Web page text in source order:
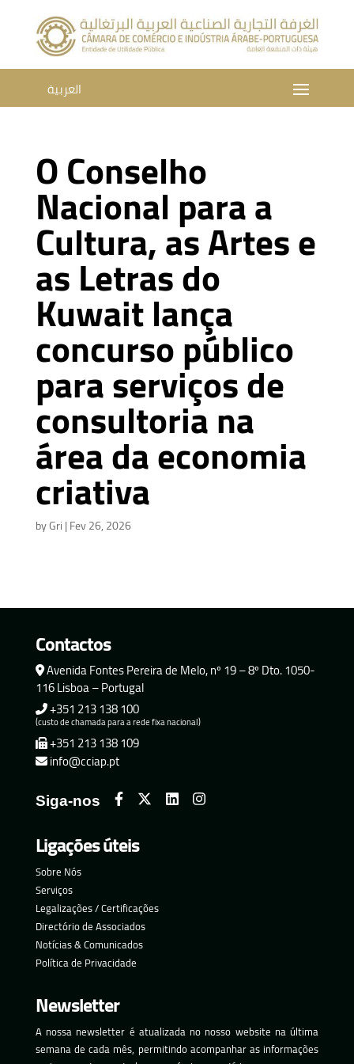
العربية
O Conselho
Nacional para a
Cultura, as Artes e
as Letras do
Kuwait lança
concurso público
para serviços de
consultoria na
área da economia
criativa
byGri|Fev 26, 2026
Contactos
Avenida Fontes Pereira de Melo, nº 19 – 8º Dto. 1050-
116 Lisboa – Portugal
+351 213 138 100
(custo de chamada para a rede fixa nacional)
+351 213 138 109
info@cciap.pt
Siga-nos
Ligações úteis
Sobre Nós
Serviços
Legalizações / Certificações
Directório de Associados
Notícias & Comunicados
Política de Privacidade
Newsletter
A nossa newsletter é atualizada no nosso website na última
semana de cada mês, permitindo acompanhar as informações